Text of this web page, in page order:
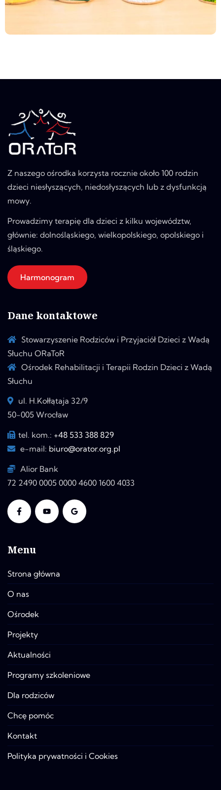
Z naszego ośrodka korzysta rocznie około 100 rodzin
dzieci niesłyszących, niedosłyszących lub z dysfunkcją
mowy.
Prowadzimy terapię dla dzieci z kilku województw,
głównie: dolnośląskiego, wielkopolskiego, opolskiego i
śląskiego.
Harmonogram
Dane kontaktowe
Stowarzyszenie Rodziców i Przyjaciół Dzieci z Wadą
Słuchu ORaToR
Ośrodek Rehabilitacji i Terapii Rodzin Dzieci z Wadą
Słuchu
ul. H.Kołłątaja 32/9
50-005 Wrocław
tel. kom.: +48 533 388 829
e-mail: biuro@orator.org.pl
Alior Bank
72 2490 0005 0000 4600 1600 4033
Menu
Strona główna
O nas
Ośrodek
Projekty
Aktualności
Programy szkoleniowe
Dla rodziców
Chcę pomóc
Kontakt
Polityka prywatności i Cookies